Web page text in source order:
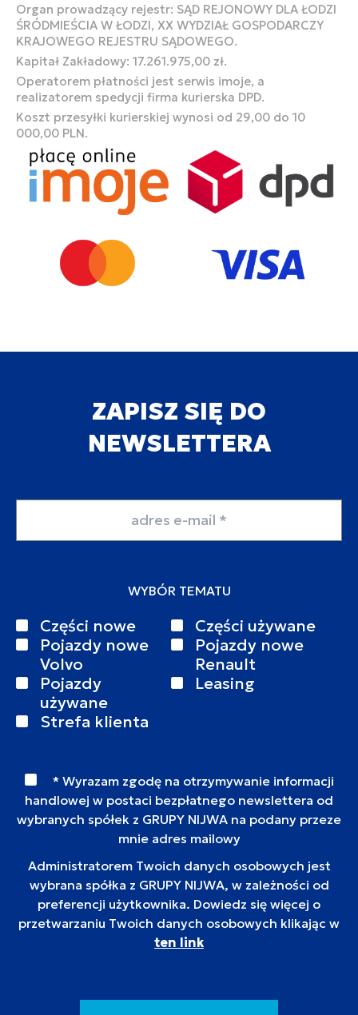
Organ prowadzący rejestr: SĄD REJONOWY DLA ŁODZI
ŚRÓDMIEŚCIA W ŁODZI, XX WYDZIAŁ GOSPODARCZY
KRAJOWEGO REJESTRU SĄDOWEGO.
Kapitał Zakładowy: 17.261.975,00 zł.
Operatorem płatności jest serwis imoje, a
realizatorem spedycji firma kurierska DPD.
Koszt przesyłki kurierskiej wynosi od 29,00 do 10
000,00 PLN.
ZAPISZ SIĘ DO
NEWSLETTERA
WYBÓR TEMATU
Części nowe
Części używane
Pojazdy nowe
Volvo
Pojazdy nowe
Renault
Pojazdy
używane
Leasing
Strefa klienta
* Wyrazam zgodę na otrzymywanie informacji
handlowej w postaci bezpłatnego newslettera od
wybranych spółek z GRUPY NIJWA na podany przeze
mnie adres mailowy
Administratorem Twoich danych osobowych jest
wybrana spółka z GRUPY NIJWA, w zależności od
preferencji użytkownika. Dowiedz się więcej o
przetwarzaniu Twoich danych osobowych klikając w
ten link